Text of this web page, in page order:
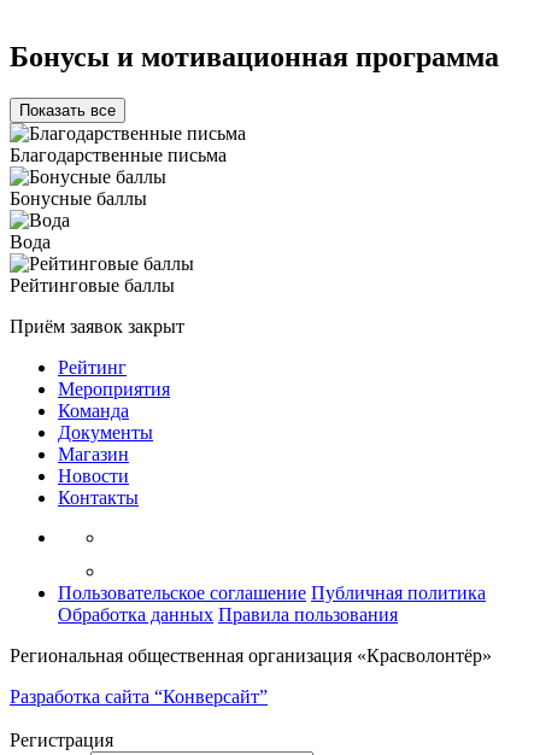
Бонусы и мотивационная программа
Показать все
Благодарственные письма
Бонусные баллы
Вода
Рейтинговые баллы
Приём заявок закрыт
Рейтинг
Мероприятия
Команда
Документы
Магазин
Новости
Контакты
Пользовательское соглашение Публичная политика
Обработка данных Правила пользования
Региональная общественная организация «Красволонтёр»
Разработка сайта “Конверсайт”
Регистрация